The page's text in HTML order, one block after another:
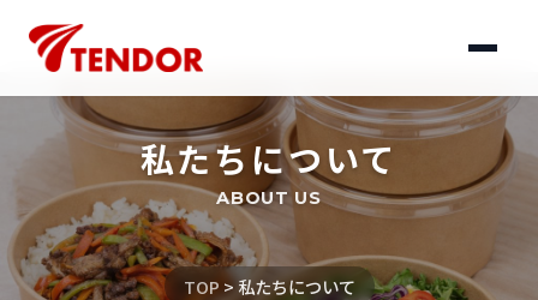
私たちについて
ABOUT US
TOP > 私たちについて